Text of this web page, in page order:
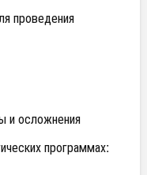
проведения
и осложнения
программах: